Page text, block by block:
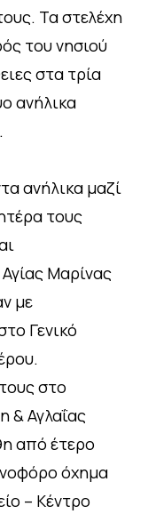
Τα στελέχη
του νησιού
στα τρία
ανήλικα
ανήλικα μαζί
τους
Μαρίνας
με
Γενικό
στο
& Αγλαΐας
από έτερο
όχημα
– Κέντρο